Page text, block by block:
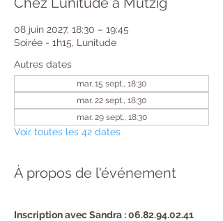
08 juin 2027, 18:30 – 19:45
Soirée - 1h15, Lunitude
Autres dates
mar. 15 sept., 18:30
mar. 22 sept., 18:30
mar. 29 sept., 18:30
Voir toutes les 42 dates
À propos de l'événement
Inscription avec Sandra : 06.82.94.02.41